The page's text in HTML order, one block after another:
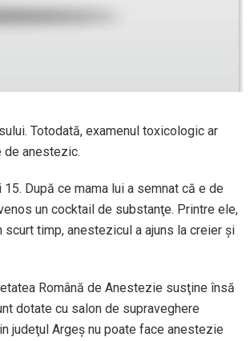
Totodată, examenul toxicologic ar
de anestezic.
După ce mama lui a semnat că e de
un cocktail de substanţe. Printre ele,
timp, anestezicul a ajuns la creier şi
Română de Anestezie susţine însă
dotate cu salon de supraveghere
judeţul Argeş nu poate face anestezie